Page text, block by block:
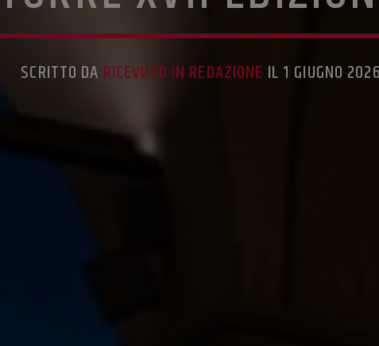
SCRITTO DA RICEVUTO IN REDAZIONE IL 1 GIUGNO